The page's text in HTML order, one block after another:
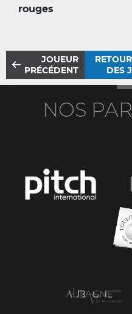
rouges
JOUEUR
PRÉCÉDENT
DES
NOS